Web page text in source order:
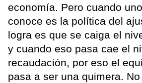
economía. Pero cuando
conoce es la política del
logra es que se caiga el
y cuando eso pasa cae el
recaudación, por eso el
pasa a ser una quimera.